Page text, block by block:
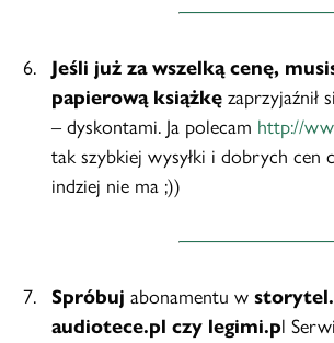
Jeśli już za wszelką cenę,
papierową książkę zaprzyjaźnił
– dyskontami. Ja polecam http://
tak szybkiej wysyłki i dobrych cen
indziej nie ma ;))
Spróbuj abonamentu w
audiotece.pl czy legimi.pl